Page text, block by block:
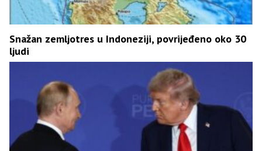
Snažan zemljotres u Indoneziji, povrijeđeno oko 30
ljudi